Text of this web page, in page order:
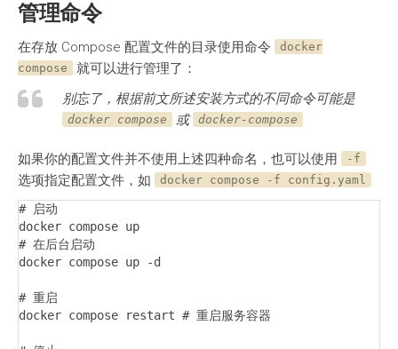
管理命令
在存放 Compose 配置文件的目录使用命令
docker
compose
就可以进行管理了：
别忘了，根据前文所述安装方式的不同命令可能是
docker compose 或 docker-compose
如果你的配置文件并不使用上述四种命名，也可以使用 -f
选项指定配置文件，如 docker compose -f config.yaml
# 启动
docker compose up
# 在后台启动
docker compose up -d
# 重启
docker compose restart # 重启服务容器